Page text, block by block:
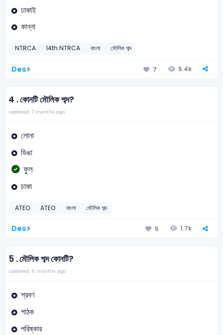
ঢাকাই
কান্না
NTRCA 14th NTRCA বাংলা মৌলিক শব্দ
Des 7 5.4k
4 .কোনটি মৌলিক শব্দ?
Updated: 7 months ago
লোনা
ডিঙা
ফুল
চাকা
ATEO ATEO বাংলা মৌলিক শব্দ
Des 5 1.7k
5 .মৌলিক শব্দ কোনটি?
Updated: 6 months ago
শ্রবণ
পাঠক
পরিষ্কার